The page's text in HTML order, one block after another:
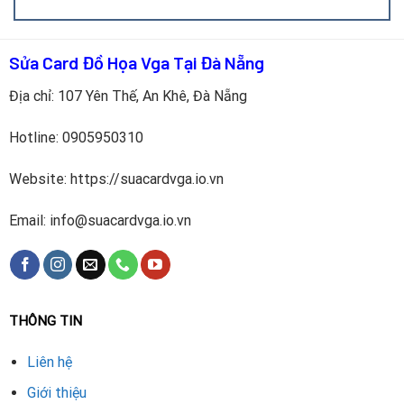
MSI.
Test card màn hình sau khi thay để đảm bảo hoạt động
ban đầu.
Tiết kiệm chi phí: Rẻ hơn nhiều so với mua card mới.
Ổn định hiệu năng: Chơi game, làm đồ họa, render mượt
mà.
Tăng tuổi thọ linh kiện: IC mới giúp dòng điện ổn định,
An toàn lâu dài: Giảm nguy cơ máy treo, tắt nguồn đột
Sửa Card Đồ Họa Vga Tại Đà Nẵng
Địa chỉ: 107 Yên Thế, An Khê, Đà Nẵng
Hotline: 0905950310
Website: https://suacardvga.io.vn
Email: info@suacardvga.io.vn
THÔNG TIN
Liên hệ
Giới thiệu